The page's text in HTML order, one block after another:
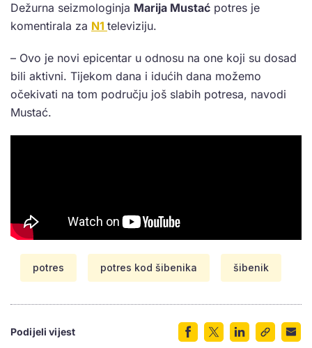
Dežurna seizmologinja Marija Mustać potres je
komentirala za N1 televiziju.
– Ovo je novi epicentar u odnosu na one koji su dosad
bili aktivni. Tijekom dana i idućih dana možemo
očekivati na tom području još slabih potresa, navodi
Mustać.
potres potres kod šibenika šibenik
Podijeli vijest